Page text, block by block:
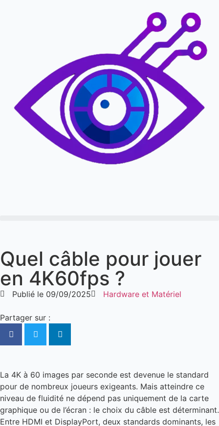
Quel câble pour jouer
en 4K60fps ?
Publié le 09/09/2025 Hardware et Matériel
Partager sur :
La 4K à 60 images par seconde est devenue le standard
pour de nombreux joueurs exigeants. Mais atteindre ce
niveau de fluidité ne dépend pas uniquement de la carte
graphique ou de l’écran : le choix du câble est déterminant.
Entre HDMI et DisplayPort, deux standards dominants, les